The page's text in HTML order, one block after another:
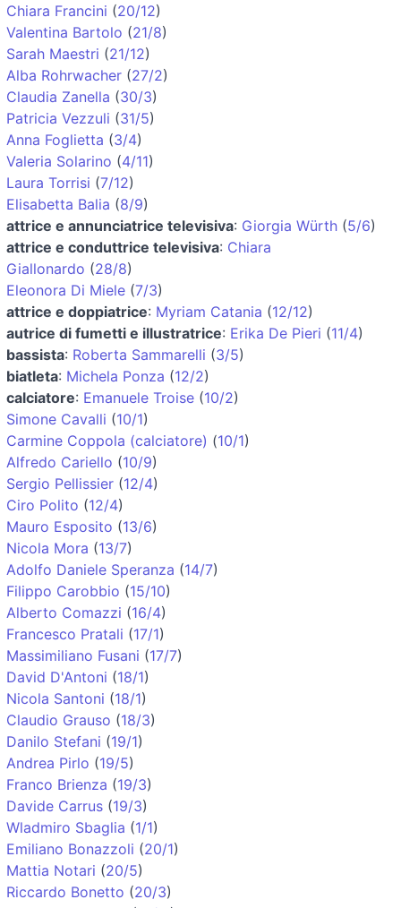
Chiara Francini (20/12)
Valentina Bartolo (21/8)
Sarah Maestri (21/12)
Alba Rohrwacher (27/2)
Claudia Zanella (30/3)
Patricia Vezzuli (31/5)
Anna Foglietta (3/4)
Valeria Solarino (4/11)
Laura Torrisi (7/12)
Elisabetta Balia (8/9)
attrice e annunciatrice televisiva: Giorgia Würth (5/6)
attrice e conduttrice televisiva: Chiara
Giallonardo (28/8)
Eleonora Di Miele (7/3)
attrice e doppiatrice: Myriam Catania (12/12)
autrice di fumetti e illustratrice: Erika De Pieri (11/4)
bassista: Roberta Sammarelli (3/5)
biatleta: Michela Ponza (12/2)
calciatore: Emanuele Troise (10/2)
Simone Cavalli (10/1)
Carmine Coppola (calciatore) (10/1)
Alfredo Cariello (10/9)
Sergio Pellissier (12/4)
Ciro Polito (12/4)
Mauro Esposito (13/6)
Nicola Mora (13/7)
Adolfo Daniele Speranza (14/7)
Filippo Carobbio (15/10)
Alberto Comazzi (16/4)
Francesco Pratali (17/1)
Massimiliano Fusani (17/7)
David D'Antoni (18/1)
Nicola Santoni (18/1)
Claudio Grauso (18/3)
Danilo Stefani (19/1)
Andrea Pirlo (19/5)
Franco Brienza (19/3)
Davide Carrus (19/3)
Wladmiro Sbaglia (1/1)
Emiliano Bonazzoli (20/1)
Mattia Notari (20/5)
Riccardo Bonetto (20/3)